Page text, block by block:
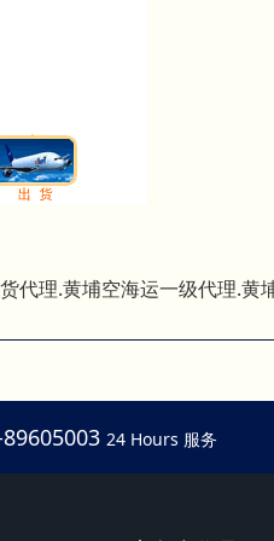
代理.黄埔空海运一级代理.黄
24 Hours 服务